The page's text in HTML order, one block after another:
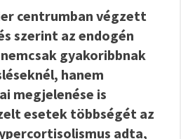
centrumban végzett
szerint az endogén
gyakoribbnak
hanem
megjelenése is
esetek többségét az
adta,